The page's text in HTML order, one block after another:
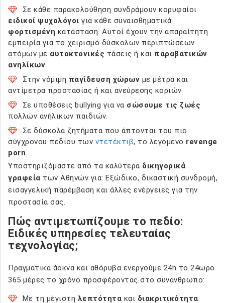
Σε κάθε παρακολούθηση συνδράμουν κορυφαίοι
ειδικοί ψυχολόγοι για κάθε συναισθηματικά
φορτισμένη κατάσταση. Αυτοί έχουν την απαραίτητη
εμπειρία για το χειρισμό δύσκολων περιπτώσεων
ατόμων με αυτοκτονικές τάσεις ή και παραβατικών
ανηλίκων.
Στην νόμιμη παγίδευση χώρων με μέτρα και
αντίμετρα προστασίας ή και ανεύρεσης κοριών.
Σε υποθέσεις bullying για να σώσουμε τις ζωές
πολλών ανήλικων παιδιών.
Σε δύσκολα ζητήματα που άπτονται του πιο
σύγχρονου πεδίου των ντετέκτιβ, το λεγόμενο revenge
porn.
Υποστηριζόμαστε από τα καλύτερα δικηγορικά
γραφεία των Αθηνών για: Εξώδικο, δικαστική συνδρομή,
εισαγγελική παρέμβαση και άλλες ενέργειες για την
προστασία σας.
Πώς αντιμετωπίζουμε το πεδίο:
Ειδικές υπηρεσίες τελευταίας
τεχνολογίας;
Πραγματικά άοκνα και αθόρυβα ενεργούμε 24h το 24ωρο
365 μέρες το χρόνο προσφέροντας στο συνάνθρωπο:
Με τη μέγιστη λεπτότητα και διακριτικότητα.